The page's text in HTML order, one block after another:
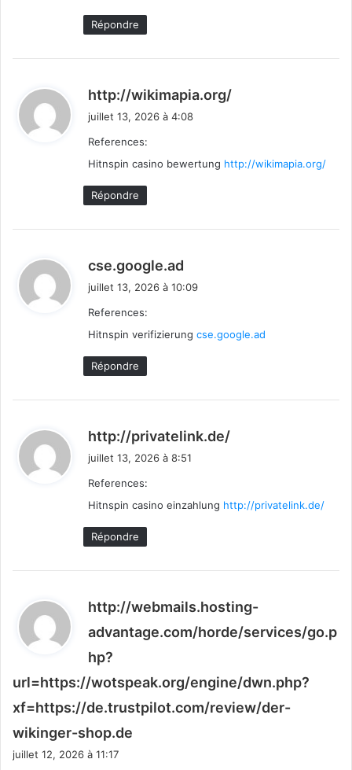
Répondre
http://wikimapia.org/
:
juillet 13, 2026 à 4:08
References:
Hitnspin casino bewertung http://wikimapia.org/
Répondre
cse.google.ad
:
juillet 13, 2026 à 10:09
References:
Hitnspin verifizierung cse.google.ad
Répondre
http://privatelink.de/
:
juillet 13, 2026 à 8:51
References:
Hitnspin casino einzahlung http://privatelink.de/
Répondre
http://webmails.hosting-
advantage.com/horde/services/go.p
hp?
url=https://wotspeak.org/engine/dwn.php?
xf=https://de.trustpilot.com/review/der-
wikinger-shop.de
juillet 12, 2026 à 11:17